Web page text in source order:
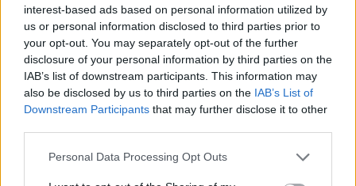
interest-based ads based on personal information utilized by
us or personal information disclosed to third parties prior to
your opt-out. You may separately opt-out of the further
disclosure of your personal information by third parties on the
IAB’s list of downstream participants. This information may
also be disclosed by us to third parties on the IAB’s List of
Downstream Participants that may further disclose it to other
Personal Data Processing Opt Outs
Charles Leclerc GP Μονακό Lewis Hamilton
Scuderia Ferrari
Δείτε Επίσης